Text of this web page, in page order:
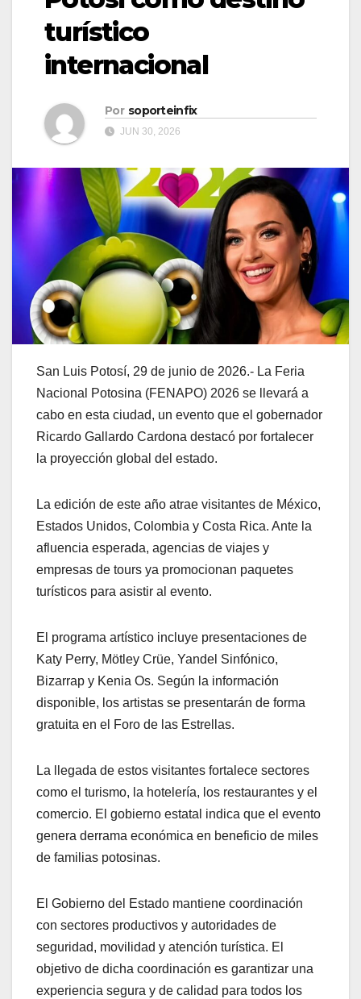
turístico
internacional
Por soporteinfix
JUN 30, 2026
San Luis Potosí, 29 de junio de 2026.- La Feria
Nacional Potosina (FENAPO) 2026 se llevará a
cabo en esta ciudad, un evento que el gobernador
Ricardo Gallardo Cardona destacó por fortalecer
la proyección global del estado.
La edición de este año atrae visitantes de México,
Estados Unidos, Colombia y Costa Rica. Ante la
afluencia esperada, agencias de viajes y
empresas de tours ya promocionan paquetes
turísticos para asistir al evento.
El programa artístico incluye presentaciones de
Katy Perry, Mötley Crüe, Yandel Sinfónico,
Bizarrap y Kenia Os. Según la información
disponible, los artistas se presentarán de forma
gratuita en el Foro de las Estrellas.
La llegada de estos visitantes fortalece sectores
como el turismo, la hotelería, los restaurantes y el
comercio. El gobierno estatal indica que el evento
genera derrama económica en beneficio de miles
de familias potosinas.
El Gobierno del Estado mantiene coordinación
con sectores productivos y autoridades de
seguridad, movilidad y atención turística. El
objetivo de dicha coordinación es garantizar una
experiencia segura y de calidad para todos los